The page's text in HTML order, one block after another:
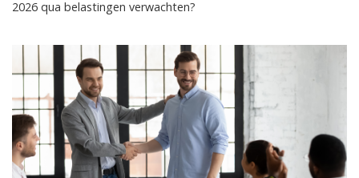
2026 qua belastingen verwachten?